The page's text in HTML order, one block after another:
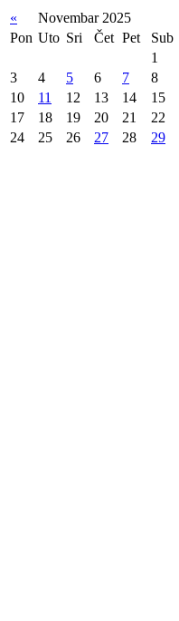
« Novembar 2025
Pon Uto Sri Čet Pet Sub
1
3
4 5 6 7 8
10
11 12 13 14 15
17
18 19 20 21 22
24
25 26 27 28 29